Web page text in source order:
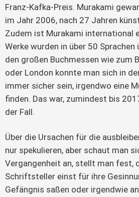
Franz-Kafka-Preis. Murakami
im Jahr 2006, nach 27 Jahren
Zudem ist Murakami international
Werke wurden in über 50
den großen Buchmessen wie zum
oder London konnte man sich in
immer sicher sein, irgendwo eine
finden. Das war, zumindest bis
der Fall.
Über die Ursachen für die
nur spekulieren, aber schaut man
Vergangenheit an, stellt man fest,
Schriftsteller einst für ihre
Gefängnis saßen oder irgendwie